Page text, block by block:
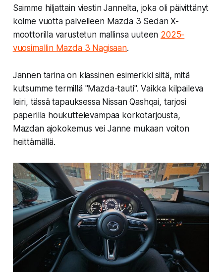
Saimme hiljattain viestin Jannelta, joka oli päivittänyt
kolme vuotta palvelleen Mazda 3 Sedan X-
moottorilla varustetun mallinsa uuteen 2025-
vuosimallin Mazda 3 Nagisaan.
Jannen tarina on klassinen esimerkki siitä, mitä
kutsumme termillä "Mazda-tauti". Vaikka kilpaileva
leiri, tässä tapauksessa Nissan Qashqai, tarjosi
paperilla houkuttelevampaa korkotarjousta,
Mazdan ajokokemus vei Janne mukaan voiton
heittämällä.